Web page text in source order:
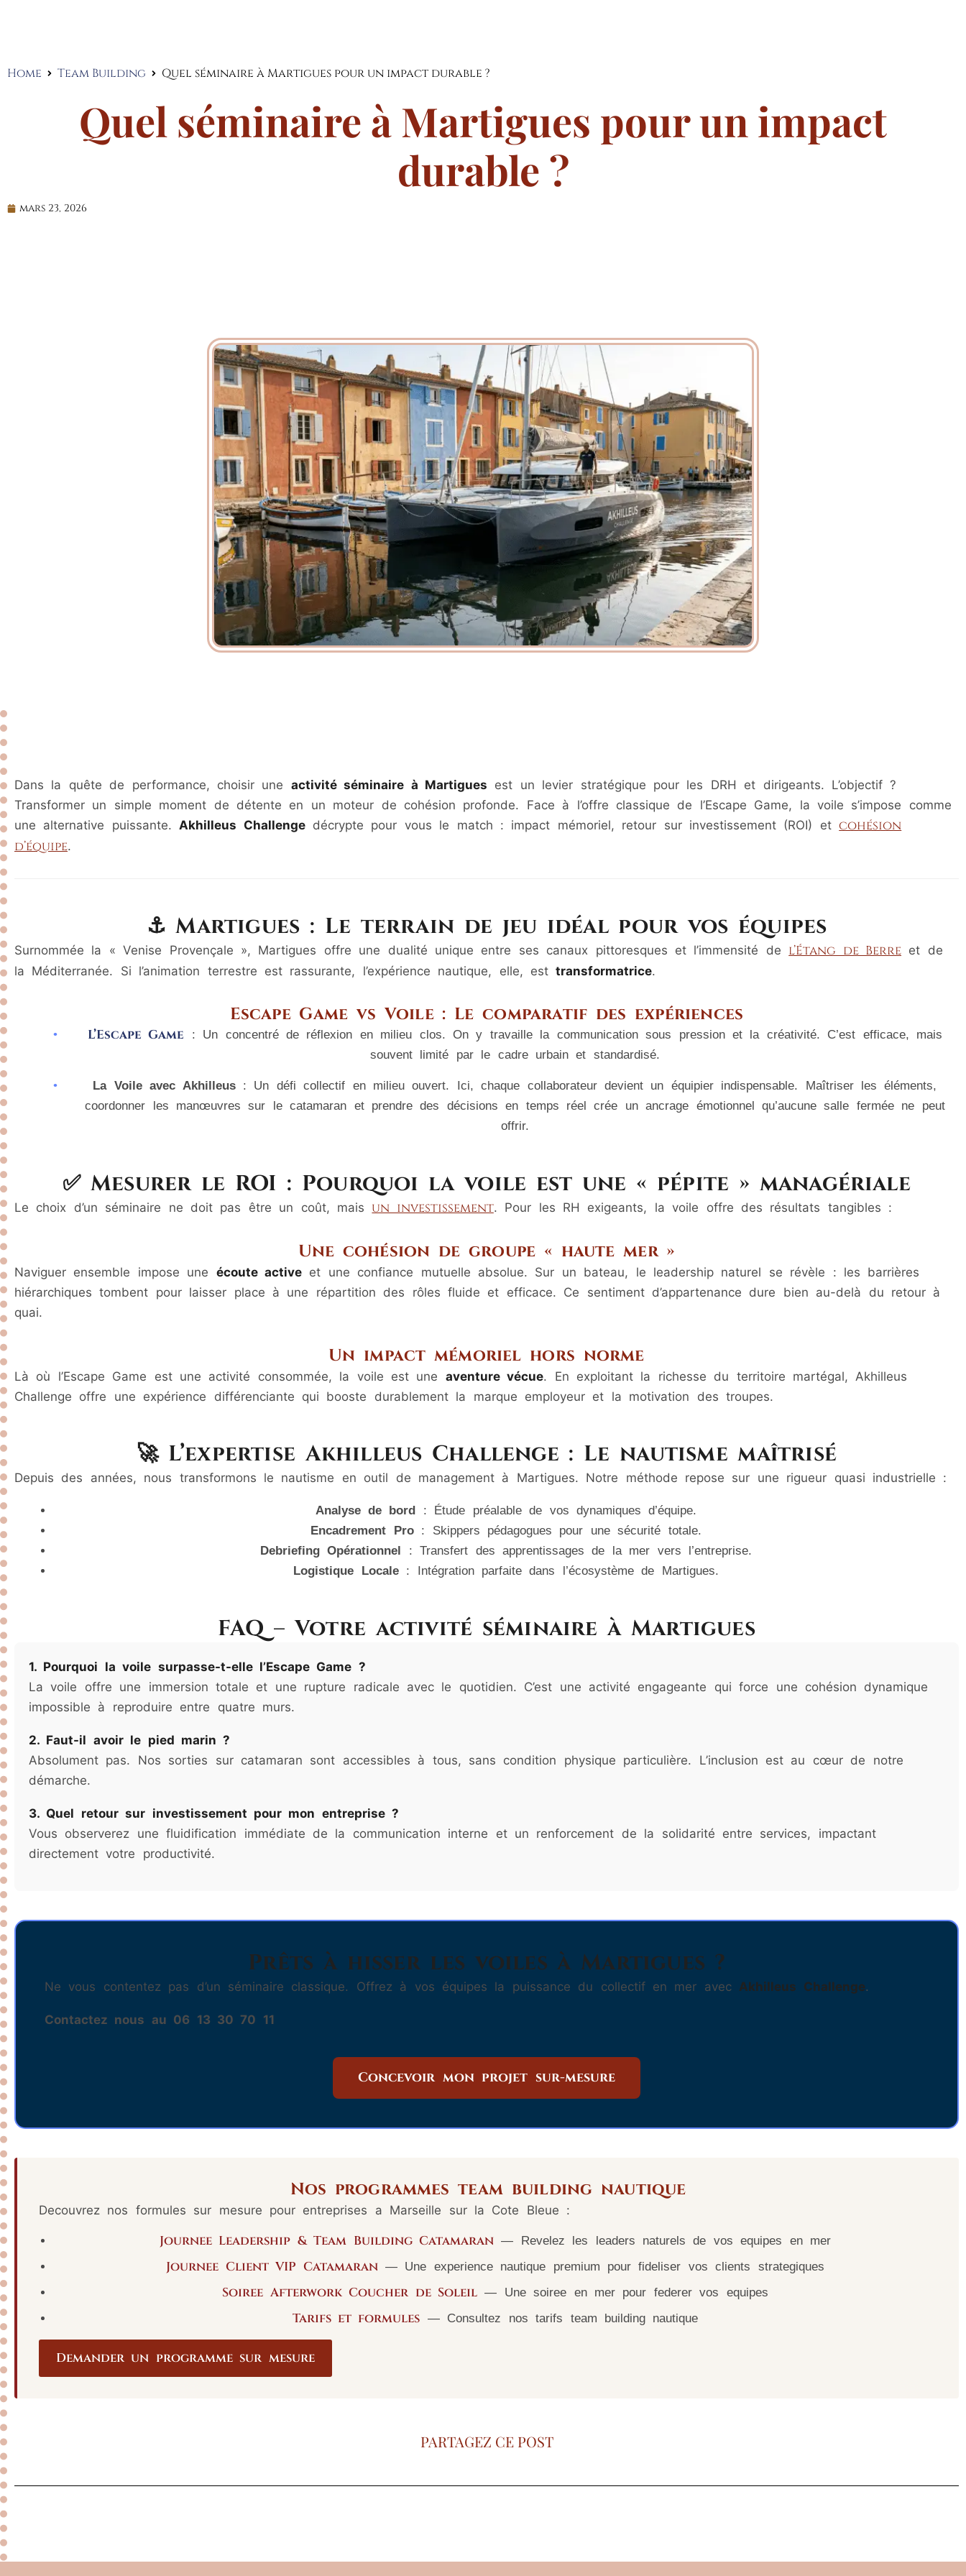
Home Team Building Quel séminaire à Martigues pour un impact durable ?
Quel séminaire à Martigues pour un impact
durable ?
mars 23, 2026
Dans la quête de performance, choisir une activité séminaire à Martigues est un levier stratégique pour les DRH et dirigeants. L’objectif ?
Transformer un simple moment de détente en un moteur de cohésion profonde. Face à l’offre classique de l’Escape Game, la voile s’impose comme
une alternative puissante. Akhilleus Challengedécrypte pour vous le match : impact mémoriel, retour sur investissement (ROI) etcohésion
d’équipe.
⚓ Martigues : Le terrain de jeu idéal pour vos équipes
Surnommée la « Venise Provençale », Martigues offre une dualité unique entre ses canaux pittoresques et l’immensité de l’Étang de Berre et de
la Méditerranée. Si l’animation terrestre est rassurante, l’expérience nautique, elle, esttransformatrice.
Escape Game vs Voile : Le comparatif des expériences
• L’Escape Game : Un concentré de réflexion en milieu clos. On y travaille la communication sous pression et la créativité. C’est efficace, mais
souvent limité par le cadre urbain et standardisé.
• La Voile avec Akhilleus: Un défi collectif en milieu ouvert. Ici, chaque collaborateur devient un équipier indispensable. Maîtriser les éléments,
coordonner les manœuvres sur le catamaran et prendre des décisions en temps réel crée un ancrage émotionnel qu’aucune salle fermée ne peut
offrir.
✅ Mesurer le ROI : Pourquoi la voile est une « pépite » managériale
Le choix d’un séminaire ne doit pas être un coût, mais un investissement. Pour les RH exigeants, la voile offre des résultats tangibles :
Une cohésion de groupe « haute mer »
Naviguer ensemble impose une écoute active et une confiance mutuelle absolue. Sur un bateau, le leadership naturel se révèle : les barrières
hiérarchiques tombent pour laisser place à une répartition des rôles fluide et efficace. Ce sentiment d’appartenance dure bien au-delà du retour à
quai.
Un impact mémoriel hors norme
Là où l’Escape Game est une activité consommée, la voile est une aventure vécue. En exploitant la richesse du territoire martégal, Akhilleus
Challenge offre une expérience différenciante qui booste durablement la marque employeur et la motivation des troupes.
🚀 L’expertise Akhilleus Challenge : Le nautisme maîtrisé
Depuis des années, nous transformons le nautisme en outil de management à Martigues. Notre méthode repose sur une rigueur quasi industrielle :
Analyse de bord
: Étude préalable de vos dynamiques d’équipe.
Encadrement Pro: Skippers pédagogues pour une sécurité totale.
Debriefing Opérationnel
: Transfert des apprentissages de la mer vers l’entreprise.
Logistique Locale: Intégration parfaite dans l’écosystème de Martigues.
FAQ – Votre activité séminaire à Martigues
1. Pourquoi la voile surpasse-t-elle l’Escape Game ?
La voile offre une immersion totale et une rupture radicale avec le quotidien. C’est une activité engageante qui force une cohésion dynamique
impossible à reproduire entre quatre murs.
2. Faut-il avoir le pied marin ?
Absolument pas. Nos sorties sur catamaran sont accessibles à tous, sans condition physique particulière. L’inclusion est au cœur de notre
démarche.
3. Quel retour sur investissement pour mon entreprise ?
Vous observerez une fluidification immédiate de la communication interne et un renforcement de la solidarité entre services, impactant
directement votre productivité.
Prêts à hisser les voiles à Martigues ?
Ne vous contentez pas d’un séminaire classique. Offrez à vos équipes la puissance du collectif en mer avec Akhilleus Challenge.
Contactez nous au 06 13 30 70 11
Concevoir mon projet sur-mesure
Nos programmes team building nautique
Decouvrez nos formules sur mesure pour entreprises a Marseille sur la Cote Bleue :
Journee Leadership & Team Building Catamaran — Revelez les leaders naturels de vos equipes en mer
Journee Client VIP Catamaran— Une experience nautique premium pour fideliser vos clients strategiques
Soiree Afterwork Coucher de Soleil — Une soiree en mer pour federer vos equipes
Tarifs et formules — Consultez nos tarifs team building nautique
Demander un programme sur mesure
PARTAGEZ CE POST